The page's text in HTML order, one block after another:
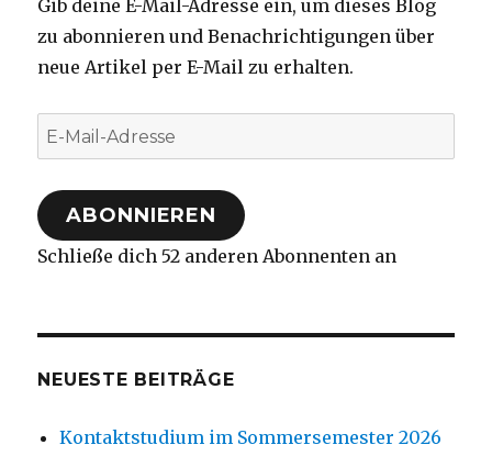
Gib deine E-Mail-Adresse ein, um dieses Blog
zu abonnieren und Benachrichtigungen über
neue Artikel per E-Mail zu erhalten.
E-
Mail-
Adresse
ABONNIEREN
Schließe dich 52 anderen Abonnenten an
NEUESTE BEITRÄGE
Kontaktstudium im Sommersemester 2026